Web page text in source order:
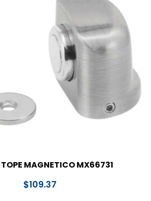
TOPE MAGNETICO MX66731
$109.37